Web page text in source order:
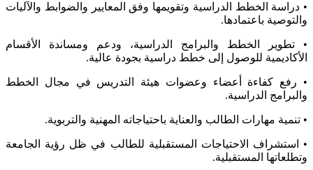
• دراسة الخطط الدراسية وتقويمها وفق المعايير والضوابط والآليات
والتوصية باعتمادها.
• تطوير الخطط والبرامج الدراسية، ودعم ومساندة الأقسام
الأكاديمية للوصول إلى خطط دراسية بجودة عالية.
• رفع كفاءة أعضاء وعضوات هيئة التدريس في مجال الخطط
والبرامج الدراسية.
• تنمية مهارات الطالب والعناية باحتياجاته المهنية والتربوية.
• استشراف الاحتياجات المستقبلية للطالب في ظل رؤية الجامعة
وتطلعاتها المستقبلية.